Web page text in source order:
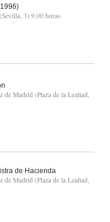
3) 9.00 horas
Madrid (Plaza de la Lealtad,
de Hacienda
Madrid (Plaza de la Lealtad,